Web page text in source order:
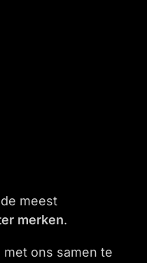
meest
merken.
ons samen te